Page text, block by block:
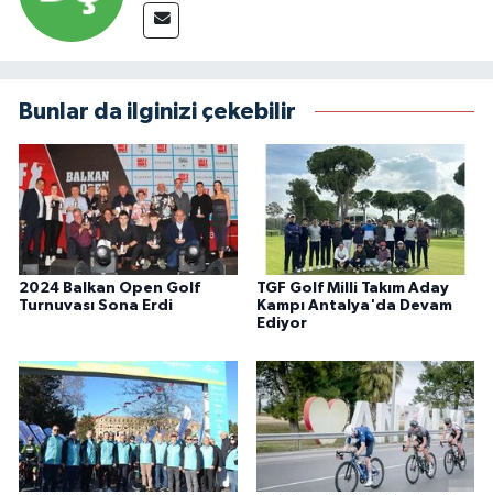
Bunlar da ilginizi çekebilir
2024 Balkan Open Golf
Turnuvası Sona Erdi
TGF Golf Milli Takım Aday
Kampı Antalya'da Devam
Ediyor